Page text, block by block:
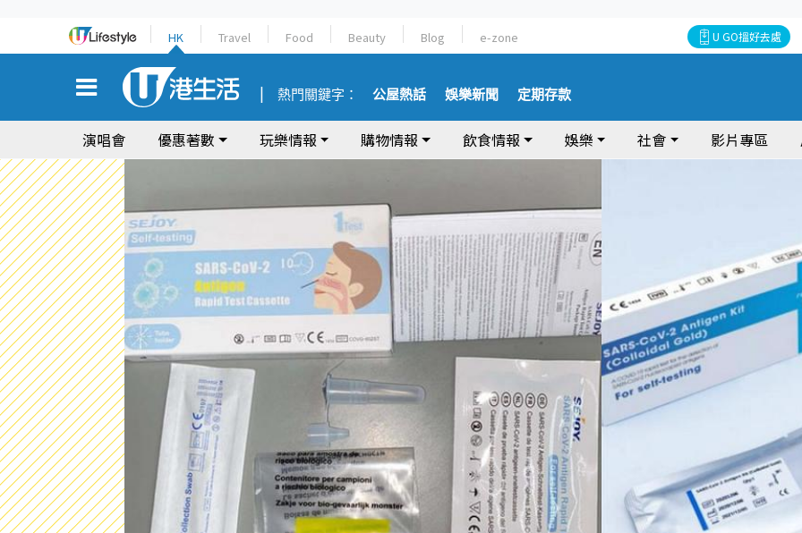
HK Travel Food Beauty Blog e-zone U GO搵好去處
熱門關鍵字： 公屋熱話 娛樂新聞 定期存款
演唱會 優惠著數 玩樂情報 購物情報 飲食情報 娛樂 社會 影片專區